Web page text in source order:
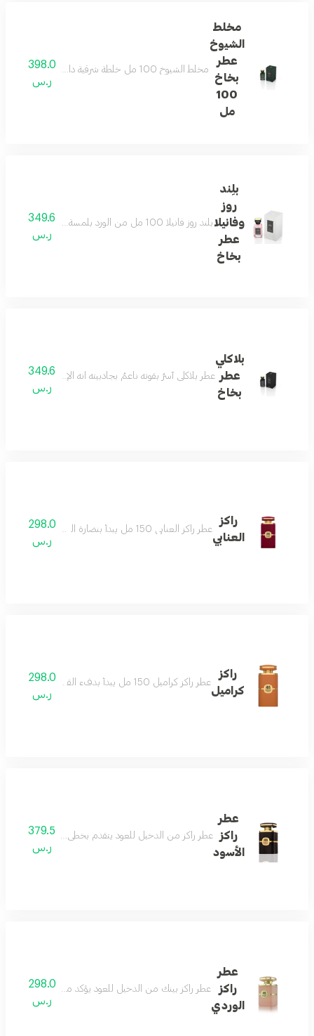
مخلط
الشيوخ
عطر
بخاخ
100
مل
مخلط الشيوخ 100 مل خلطة شرقية دافئة بعبق تراثنا الأصيل ممتدة بعمق . الهرم العطري مقدمة العطر الهيل و البارغموت مع الزعفران. قلب العطر الورد و زهرة الجيرانيوم أبرة ألراعي مع التوابل العطرية. قاعدة العطر لمسة الجلد الليذر مع الأخشاب العطرية
398.0
ر.س
بلِند
روز
وفانيلا
عطر
بخاخ
بلند روز فانيلا 100 مل من الورد بلمسة الفانيلا الساحرة يأتيك بمقدمة من الورد الطبيعي وبروائح زهرتيّ اليالانج وزنبق الوادي في قلب الهرم العطري لتكمل الفانيلا الساحرة لمستها في القاعدة مقدمة العطر الورد قلب العطر زهرتيّ اليالانج وزنبق الوادي قاعدة العطر الفانيلا الساحرة
349.6
ر.س
بلاكلي
عطر
بخاخ
عطر بلاكلي آسرُ بقوته ناعمُ بجادبيته انه الإبداع العميق
349.6
ر.س
راكز
العنابي
عطر راكز العنابي 150 مل يبدأ بنضارة الريحان يعانق عمق العنابي ويستقر بدفء الڤتيڤير والأخشاب عطر يجمع بين النعومة والفخامة ليترك أثرًا لا يُنسى الهرم العطري مقدمة العطر الريحان والفلفل الأسود مع الجريب فروت قلب العطر نجيل الهند الڤتيڤير والعود مع خشب السيدار
298.0
ر.س
راكز
كراميل
عطر راكز كراميل 150 مل يبدأ بدفء القرفة اللاذع يعانق حلاوة الكراميل الغنية ويستقر بنعومة الفانيليا الدافئة عطر يجمع بين الحرارة والحلاوة ليخلق تجربة شاعريّة لا تُقاوم الهرم العطري مقدمة العطر القرفة وجوزة الطيب مع البرغموت والميرمية قلب العطر الكراميل والتمر مع الشوكولاتة
298.0
ر.س
عطر
راكز
الأسود
عطر راكز من الدخيل للعود يتقدم بخطى ثابته ليتصدر أهم المراتب في عالم
379.5
ر.س
عطر
راكز
الوردي
عطر راكز بينك من الدخيل للعود يؤكد مكانته بثقة بين أرقى العطور حيث يأتي بحجم 100 مل ليقدم تجربة أنيقة تجمع بين الانتعاش والرقي يمتزج فيه عبير الكمثرى المنعش مع دفء الزنجبيل المتألق ليستقر على قاعدة
298.0
ر.س